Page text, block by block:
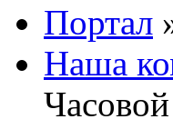
Портал
Наша